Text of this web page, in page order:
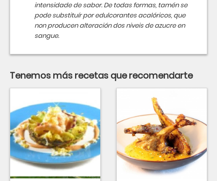
intensidade de sabor. De todas formas, tamén se
pode substituír por edulcorantes acalóricos, que
non producen alteración dos niveis de azucre en
sangue.
Tenemos más recetas que recomendarte